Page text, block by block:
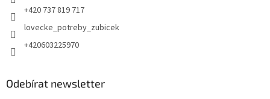
+420 737 819 717
lovecke_potreby_zubicek
+420603225970
Odebírat newsletter